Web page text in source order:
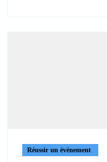
Réussir un événement